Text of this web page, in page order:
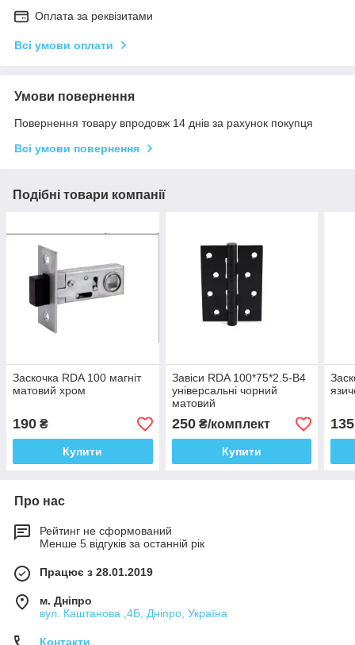
Оплата за реквізитами
Всі умови оплати
Умови повернення
Повернення товару впродовж 14 днів за рахунок покупця
Всі умови повернення
Подібні товари компанії
Заскочка RDA 100 магніт
матовий хром
190 ₴
Купити
Завіси RDA 100*75*2.5-В4
універсальні чорний
матовий
250₴/комплект
Купити
135
Про нас
Рейтинг не сформований
Менше 5 відгуків за останній рік
Працює з 28.01.2019
м. Дніпро
вул. Каштанова ,4Б, Дніпро, Україна
Контакти